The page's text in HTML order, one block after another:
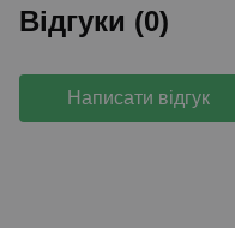
Відгуки (0)
Написати відгук